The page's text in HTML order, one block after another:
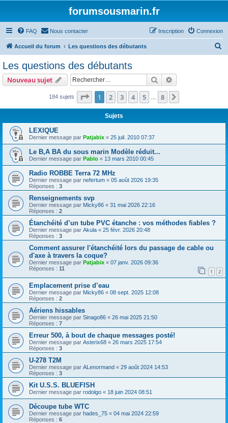
forumsousmarin.fr
FAQ Nous contacter Connexion
Inscription
Accueil du forum Les questions des débutants
e
Les questions des débutants
Nouveau sujet Rechercher
184 sujets Page 1sur8
1 2 3 4 5 8
Sujets
LEXIQUE
Dernier message par Patjabix « 25 juil. 2010 07:37
Le B,A BA du sous marin Modèle réduit...
Dernier message par Pablo « 13 mars 2010 00:45
Radio ROBBE Terra 72 MHz
Dernier message par nefertum « 05 août 2026 19:35
Réponses : 3
Renseignements svp
Dernier message par Micky86 « 31 mai 2026 22:16
Réponses : 2
Étanchéité d’un tube PVC étanche : vos méthodes fiables ?
Dernier message par Akula « 25 févr. 2026 20:48
Réponses : 3
Comment assurer l'étanchéité lors du passage de cable ou
d'axe à travers la coque?
Dernier message par Patjabix « 07 janv. 2026 09:36
Réponses : 11 1 2
Emplacement prise d’eau
Dernier message par Micky86 « 08 sept. 2025 12:08
Réponses : 2
Aériens hissables
Dernier message par Sinago86 « 26 mai 2025 21:50
Réponses : 7
Erreur 500, à bout de chaque messages posté!
Dernier message par Asterix68 « 26 mars 2025 17:54
Réponses : 3
U-278 T2M
Dernier message par ALenormand « 29 août 2024 14:53
Réponses : 3
Kit U.S.S. BLUEFISH
Dernier message par rodolgo « 18 juin 2024 08:51
Découpe tube WTC
Dernier message par hades_75 « 04 mai 2024 22:59
Réponses : 6